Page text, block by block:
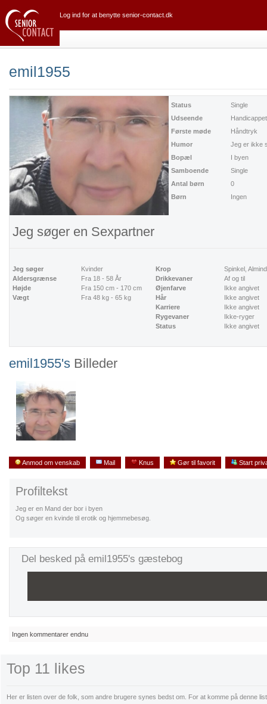
Log ind for at benytte senior-contact.dk
emil1955
Status
Single
Udseende
Handicappet
Første møde
Håndtryk
Humor
Jeg er ikke
Bopæl
I byen
Samboende
Single
Antal børn
0
Børn
Ingen
Jeg søger en Sexpartner
Jeg søger
Kvinder
Aldersgrænse
Fra 18 - 58 År
Højde
Fra 150 cm - 170 cm
Vægt
Fra 48 kg - 65 kg
Krop
Spinkel,
Drikkevaner
Af og til
Øjenfarve
Ikke angivet
Hår
Ikke angivet
Karriere
Ikke angivet
Rygevaner
Ikke-ryger
Status
Ikke angivet
emil1955's Billeder
Anmod om venskab Mail Knus Gør til favorit Start
Profiltekst
Jeg er en Mand der bor i byen
Og søger en kvinde til erotik og hjemmebesøg.
Del besked på emil1955's gæstebog
Ingen kommentarer endnu
Top 11 likes
Her er listen over de folk, som andre brugere synes bedst om. For at komme på denne